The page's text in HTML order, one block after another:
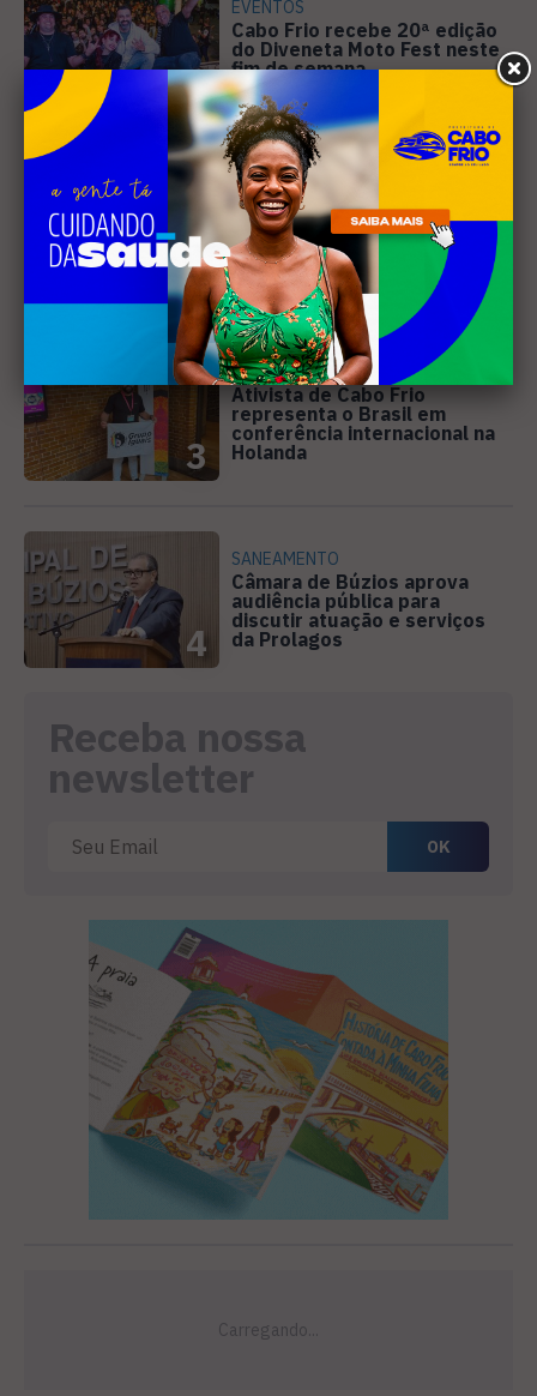
1
EVENTOS
Cabo Frio recebe 20ª edição
do Diveneta Moto Fest neste
fim de semana
2
CINEMA
Curta-metragem gravado em
Búzios é selecionado para o
Festival de Cinema de
Campos
3
DIREITOS HUMANOS
Ativista de Cabo Frio
representa o Brasil em
conferência internacional na
Holanda
4
SANEAMENTO
Câmara de Búzios aprova
audiência pública para
discutir atuação e serviços
da Prolagos
Receba nossa
newsletter